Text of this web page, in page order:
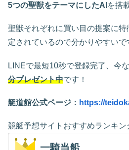
5つの聖獣をテーマにしたAI を搭
聖獣それぞれに買い目の提案に
定されているので分かりやすいで
LINEで最短10秒で登録完了、今
分プレゼント中です！
艇道館公式ページ： https://
競艇予想サイトおすすめランキン
一騎当船